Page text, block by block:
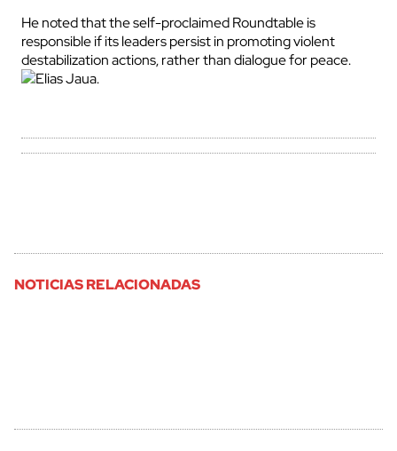
He noted that the self-proclaimed Roundtable is
responsible if its leaders persist in promoting violent
destabilization actions, rather than dialogue for peace.
NOTICIAS RELACIONADAS